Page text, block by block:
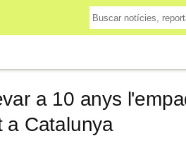
a 10 anys
a Catalunya